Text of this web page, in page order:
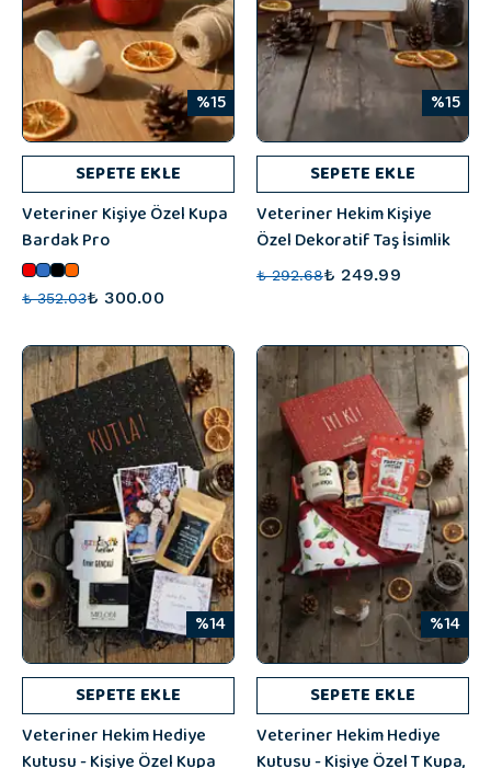
%15
SEPETE EKLE
Veteriner Kişiye Özel Kupa
Bardak Pro
₺ 352.03₺ 300.00
%15
SEPETE EKLE
Veteriner Hekim Kişiye
Özel Dekoratif Taş İsimlik
₺ 292.68₺ 249.99
%14
SEPETE EKLE
Veteriner Hekim Hediye
%14
SEPETE EKLE
Veteriner Hekim Hediye